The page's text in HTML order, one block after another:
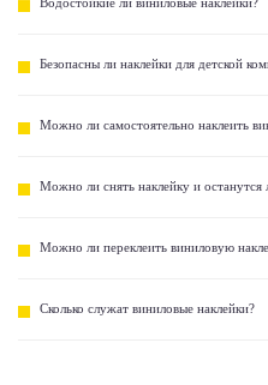
Водостойкие ли виниловые наклейки?
Безопасны ли наклейки для детской
Можно ли самостоятельно наклеить
Можно ли снять наклейку и останутся
Можно ли переклеить виниловую
Сколько служат виниловые наклейки?